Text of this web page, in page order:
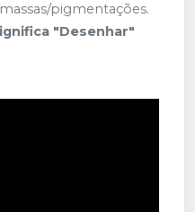
pigmentações.
"Desenhar"